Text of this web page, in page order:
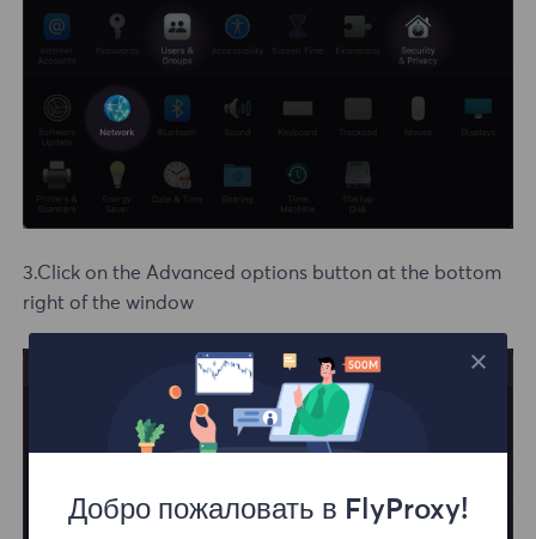
3.Click on the Advanced options button at the bottom
right of the window
Добро пожаловать в FlyProxy!